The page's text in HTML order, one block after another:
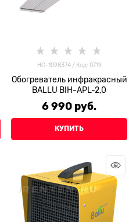
НС-1098374 / Код: 0719
Обогреватель инфракрасный
BALLU BIH-APL-2,0
6 990 руб.
КУПИТЬ